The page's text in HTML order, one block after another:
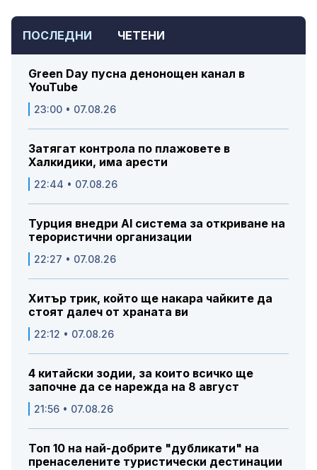
ПОСЛЕДНИ ЧЕТЕНИ
Green Day пусна денонощен канал в
YouTube
23:00 • 07.08.26
Затягат контрола по плажовете в
Халкидики, има арести
22:44 • 07.08.26
Турция внедри AI система за откриване на
терористични организации
22:27 • 07.08.26
Хитър трик, който ще накара чайките да
стоят далеч от храната ви
22:12 • 07.08.26
4 китайски зодии, за които всичко ще
започне да се нарежда на 8 август
21:56 • 07.08.26
Топ 10 на най-добрите "дубликати" на
пренаселените туристически дестинации